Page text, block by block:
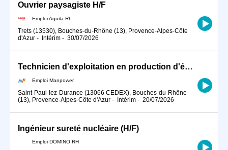
Ouvrier paysagiste H/F
Emploi Aquila Rh
Trets (13530), Bouches-du-Rhône (13), Provence-Alpes-Côte
d'Azur - Intérim - 30/07/2026
Technicien d'exploitation en production d'énergie (H/F)
Emploi Manpower
Saint-Paul-lez-Durance (13066 CEDEX), Bouches-du-Rhône
(13), Provence-Alpes-Côte d'Azur - Intérim - 20/07/2026
Ingénieur sureté nucléaire (H/F)
Emploi DOMINO RH